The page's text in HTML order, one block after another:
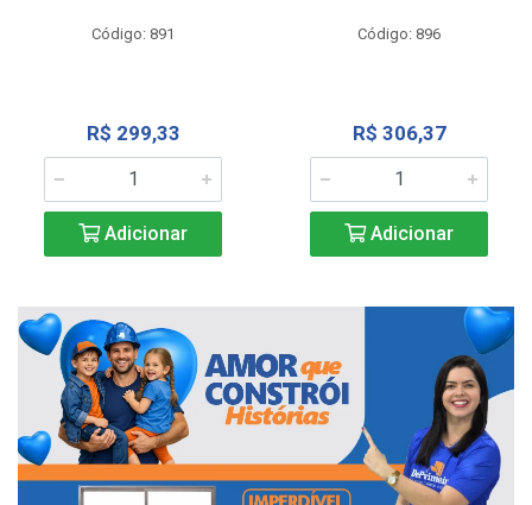
Código: 891
R$ 299,33
Adicionar
Código: 896
R$ 306,37
Adicionar